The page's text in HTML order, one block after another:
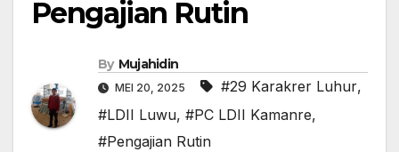
Pengajian Rutin
By Mujahidin
MEI 20, 2025 #29 Karakrer Luhur,
#LDII Luwu, #PC LDII Kamanre,
#Pengajian Rutin